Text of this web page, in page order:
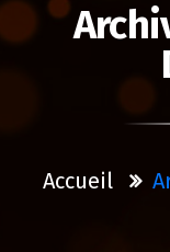
Accueil